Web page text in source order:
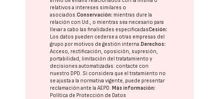
relativos a intereses similares o
asociados.Conservación: mientras dure la
relación con Ud., o mientras sea necesario para
llevar a cabo las finalidades especificadasCesión:
Los datos pueden cederse a otras empresas del
grupo por motivos de gestión interna.Derechos:
Acceso, rectificación, oposición, supresión,
portabilidad, limitación del tratatamiento y
decisiones automatizadas: contacte con
nuestro DPD. Si considera que el tratamiento no
se ajusta a la normativa vigente, puede presentar
reclamación ante laAEPD.Más información:
Política de Protección de Datos